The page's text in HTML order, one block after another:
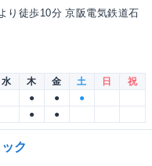
り徒歩10分 京阪電気鉄道石
水 木 金 土 日
祝
● ●
●
● ●
ク